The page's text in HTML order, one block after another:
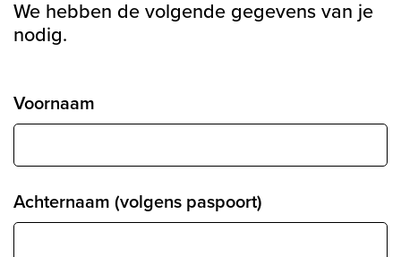
We hebben de volgende gegevens van je
nodig.
Voornaam
Achternaam (volgens paspoort)